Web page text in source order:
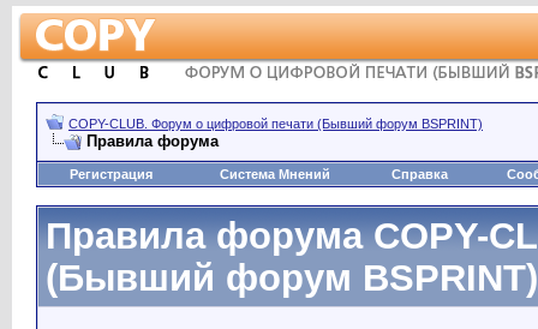
COPY-CLUB. Форум о цифровой печати (Бывший форум BSPRINT)
Правила форума
Регистрация Система Мнений Справка
Правила форума COPY-
(Бывший форум BSPRINT)